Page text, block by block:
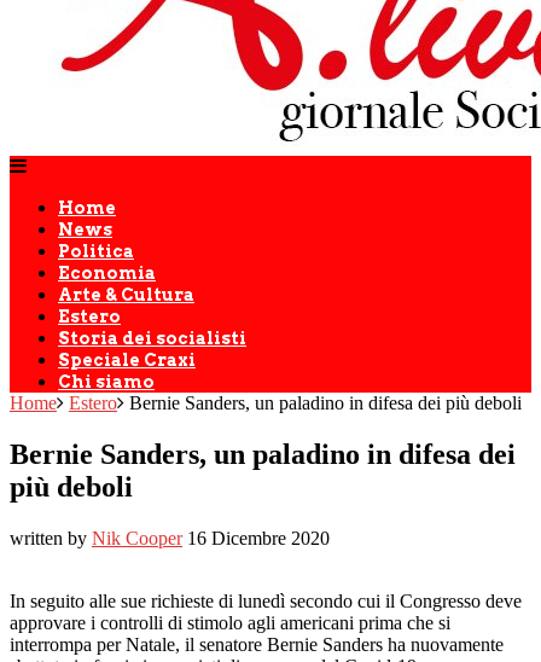
Home
News
Politica
Economia
Arte & Cultura
Estero
Storia dei socialisti
Speciale Craxi
Chi siamo
Home Estero Bernie Sanders, un paladino in difesa dei più deboli
Bernie Sanders, un paladino in difesa dei
più deboli
written by Nik Cooper 16 Dicembre 2020
In seguito alle sue richieste di lunedì secondo cui il Congresso deve
approvare i controlli di stimolo agli americani prima che si
interrompa per Natale, il senatore Bernie Sanders ha nuovamente